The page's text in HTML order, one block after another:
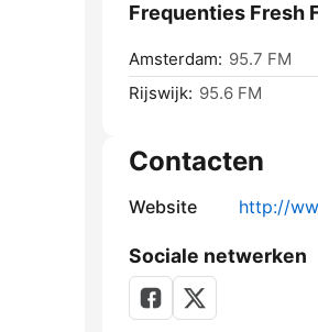
Frequenties Fresh
Amsterdam: 95.7 FM
Rijswijk: 95.6 FM
Contacten
Website http://
Sociale netwerken